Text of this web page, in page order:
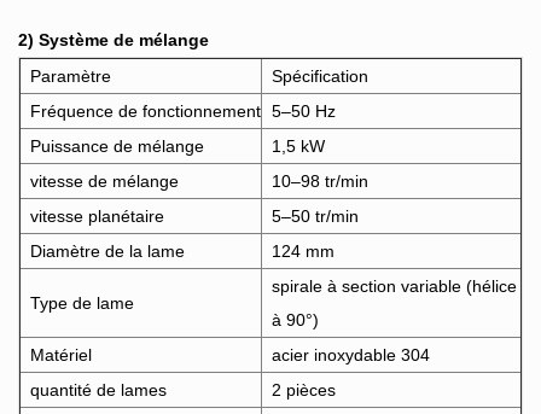
2) Système de mélange
Paramètre
Spécification
Fréquence de fonctionnement 5–50 Hz
Puissance de mélange
1,5 kW
vitesse de mélange
10–98 tr/min
vitesse planétaire
5–50 tr/min
Diamètre de la lame
124 mm
Type de lame
spirale à section variable (hélice
à 90°)
Matériel
acier inoxydable 304
quantité de lames
2 pièces